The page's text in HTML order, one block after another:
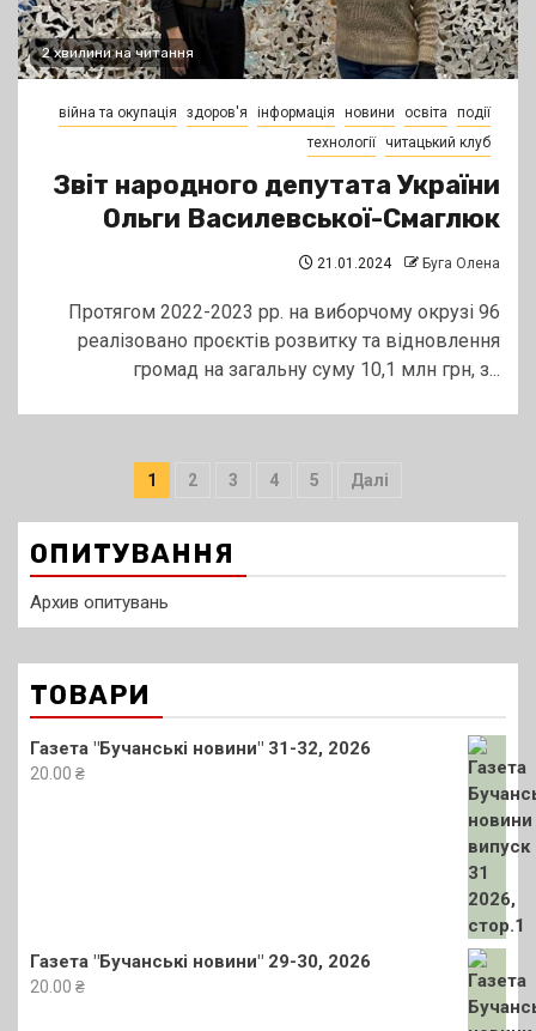
2 хвилини на читання
війна та окупація здоров'я інформація новини освіта
події
технології читацький клуб
Звіт народного депутата України
Ольги Василевської-Смаглюк
21.01.2024 Буга Олена
Протягом 2022-2023 рр. на виборчому окрузі 96
реалізовано проєктів розвитку та відновлення
громад на загальну суму 10,1 млн грн, з...
Пагінація
записів
1 2 3 4 5 Далі
ОПИТУВАННЯ
Архив опитувань
ТОВАРИ
Газета "Бучанські новини" 31-32, 2026
20.00 ₴
Газета "Бучанські новини" 29-30, 2026
20.00 ₴